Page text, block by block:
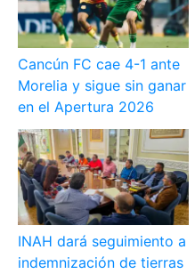
Cancún FC cae 4-1 ante
Morelia y sigue sin ganar
en el Apertura 2026
INAH dará seguimiento a
indemnización de tierras